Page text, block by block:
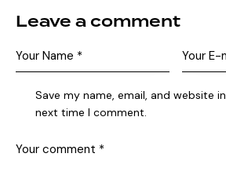
Leave a comment
Save my name, email, and website
next time I comment.